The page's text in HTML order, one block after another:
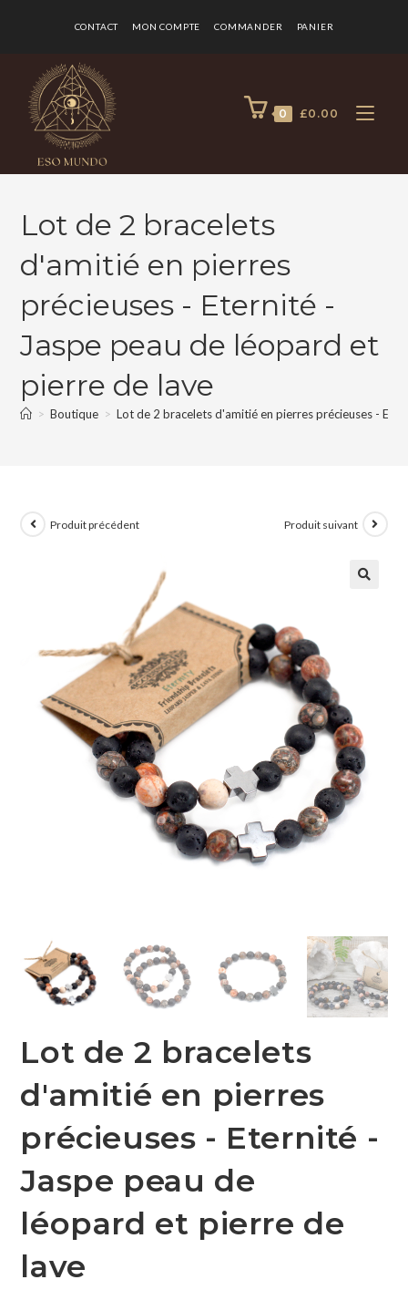
CONTACT MON COMPTE COMMANDER PANIER
0 £0.00
Lot de 2 bracelets
d'amitié en pierres
précieuses - Eternité -
Jaspe peau de léopard et
pierre de lave
> Boutique > Lot de 2 bracelets d'amitié en pierres précieuses -
Produit précédent Produit suivant
Lot de 2 bracelets
d'amitié en pierres
précieuses - Eternité -
Jaspe peau de
léopard et pierre de
lave